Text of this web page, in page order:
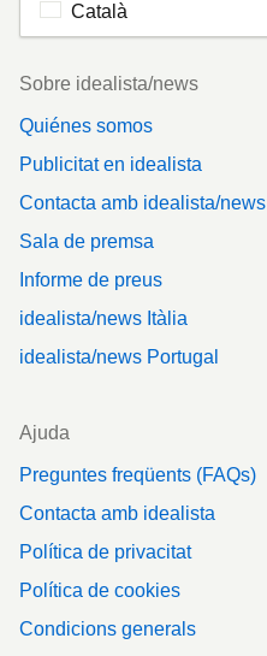
Català
Footer
Sobre idealista/news
Quiénes somos
Publicitat en idealista
Contacta amb idealista/news
Sala de premsa
Informe de preus
idealista/news Itàlia
idealista/news Portugal
Ajuda
Preguntes freqüents (FAQs)
Contacta amb idealista
Política de privacitat
Política de cookies
Condicions generals